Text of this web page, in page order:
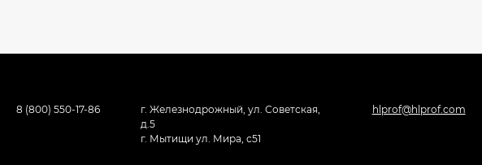
8 (800) 550-17-86
г. Железнодрожный, ул. Советская,
д.5
г. Мытищи ул. Мира, с51
hlprof@hlprof.com